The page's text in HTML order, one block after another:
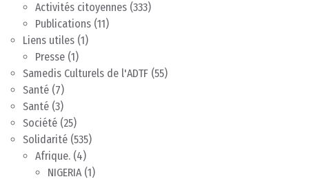
Activités citoyennes (333)
Publications (11)
Liens utiles (1)
Presse (1)
Samedis Culturels de l'ADTF (55)
Santé (7)
Santé (3)
Société (25)
Solidarité (535)
Afrique. (4)
NIGERIA(1)